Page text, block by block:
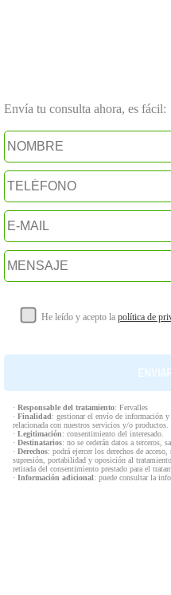
Envía tu consulta ahora, es fácil:
He leído y acepto la política de
· Responsable del tratamiento: Fervalles
· Finalidad: gestionar el envío de información y
relacionada con nuestros servicios y/o productos.
· Legitimación: consentimiento del interesado.
· Destinatarios: no se cederán datos a terceros,
· Derechos: podrá ejercer los derechos de
supresión, portabilidad y oposición al
retirada del consentimiento prestado para el
· Información adicional: puede consultar la